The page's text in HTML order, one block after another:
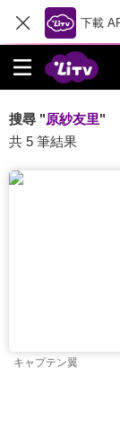
下載
搜尋 "原紗友里"
共 5 筆結果
キャプテン翼